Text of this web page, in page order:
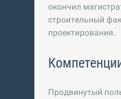
окончил
строительный
проектирования.
Продвинутый